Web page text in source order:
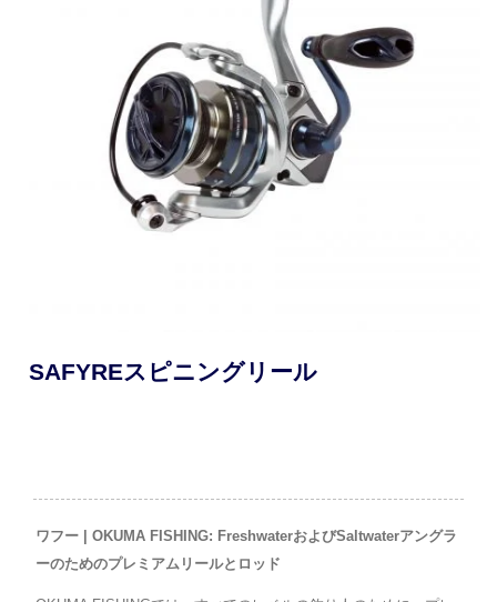
SAFYREスピニングリール
ワフー | OKUMA FISHING: Freshwaterおよびsaltwaterアングラ
ーのためのプレミアムリールとロッド